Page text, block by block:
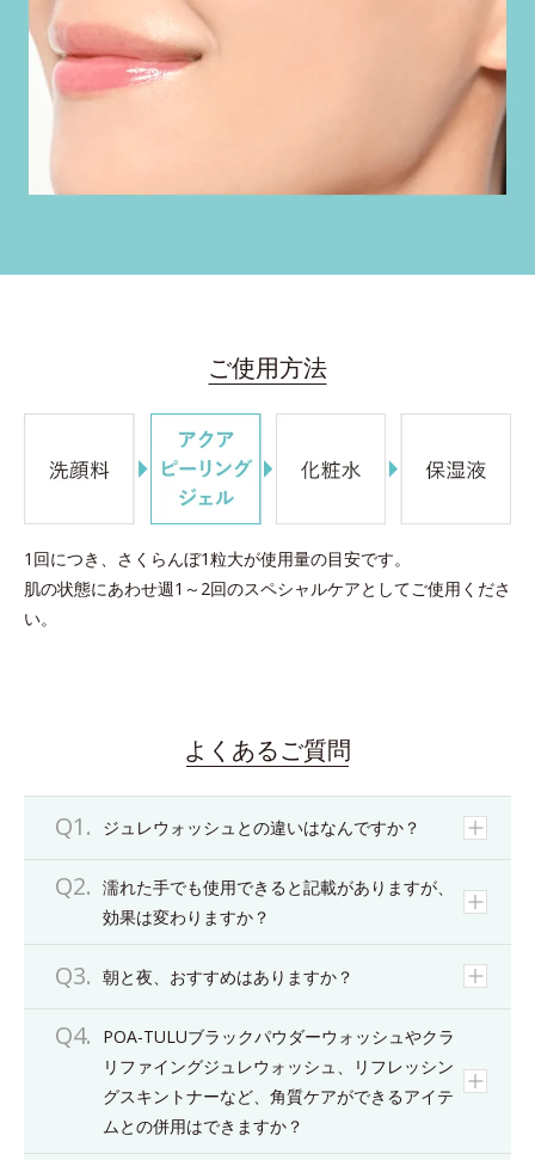
ご使用方法
1回につき、さくらんぼ1粒大が使用量の目安です。
肌の状態にあわせ週1～2回のスペシャルケアとしてご使用くださ
い。
よくあるご質問
ジュレウォッシュとの違いはなんですか？
濡れた手でも使用できると記載がありますが、
効果は変わりますか？
朝と夜、おすすめはありますか？
POA-TULUブラックパウダーウォッシュやクラ
リファイングジュレウォッシュ、リフレッシン
グスキントナーなど、角質ケアができるアイテ
ムとの併用はできますか？